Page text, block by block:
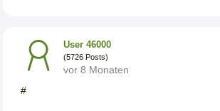
User 46000
(5726 Posts)
vor 8 Monaten
#